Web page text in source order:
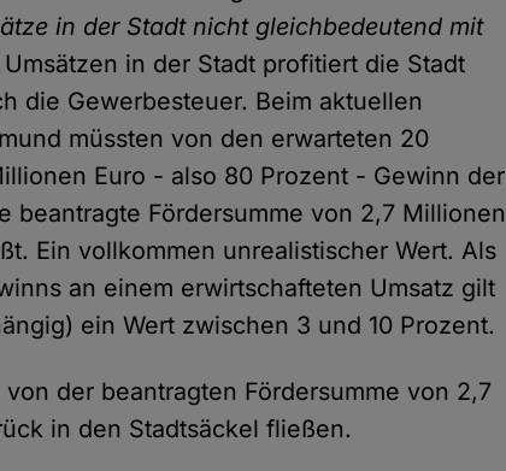
in der Stadt nicht gleichbedeutend mit
Umsätzen in der Stadt profitiert die Stadt
die Gewerbesteuer. Beim aktuellen
müssten von den erwarteten 20
Euro - also 80 Prozent - Gewinn der
beantragte Fördersumme von 2,7 Millionen
Ein vollkommen unrealistischer Wert. Als
an einem erwirtschafteten Umsatz gilt
ein Wert zwischen 3 und 10 Prozent.
der beantragten Fördersumme von 2,7
in den Stadtsäckel fließen.